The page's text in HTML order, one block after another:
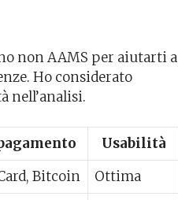
non AAMS per aiutarti a
Ho considerato
nell’analisi.
Usabilità
Bitcoin Ottima